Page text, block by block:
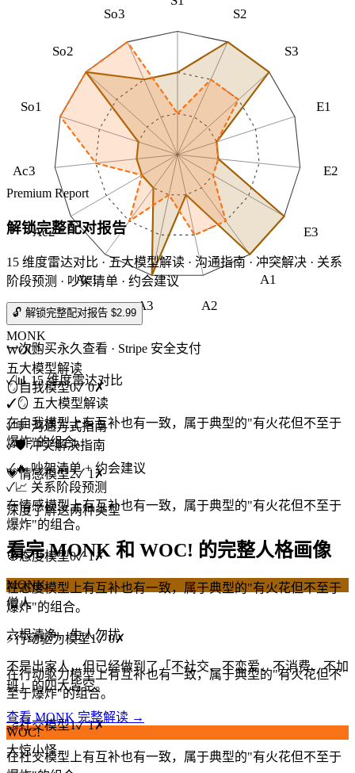
S2
S3
E1
E2
E3
A1
A2
A3
Ac1
Ac2
Ac3
So1
So2
So3
MONK
WOC!
五大模型解读
🪞自我模型0✓0✗
在自我模型上有互补也有一致，属于典型的"有火花但不至于
爆炸"的组合。
💗情感模型2✓ 1 ✗
在情感模型上有互补也有一致，属于典型的"有火花但不至于
爆炸"的组合。
🧭态度模型0✓1✗
在态度模型上有互补也有一致，属于典型的"有火花但不至于
爆炸"的组合。
⚡行动驱力模型1✓0✗
在行动驱力模型上有互补也有一致，属于典型的"有火花但不
至于爆炸"的组合。
🤝社交模型1✓1✗
在社交模型上有互补也有一致，属于典型的"有火花但不至于
Premium Report
解锁完整配对报告
15 维度雷达对比 · 五大模型解读 · 沟通指南 · 冲突解决 · 关系
阶段预测 · 吵架清单 · 约会建议
🔓 解锁完整配对报告 $2.99
一次购买永久查看 · Stripe 安全支付
✓📊 15 维度雷达对比
✓🪞 五大模型解读
✓💬 沟通方式指南
✓🛡️ 冲突解决指南
✓🔥 吵架清单 + 约会建议
✓📈 关系阶段预测
深度了解这两种类型
看完 MONK 和 WOC! 的完整人格画像
MONK
僧人
六根清净，生人勿扰
不是出家人，但已经做到了「不社交、不恋爱、不消费、不加
班」的四大皆空。
查看 MONK 完整解读 →
WOC!
大惊小怪